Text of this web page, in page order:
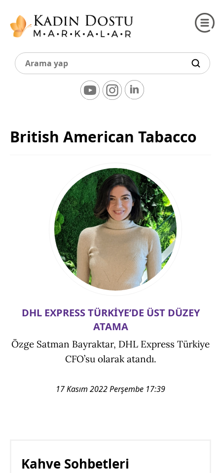
British American Tabacco
DHL EXPRESS TÜRKİYE’DE ÜST DÜZEY
ATAMA
Özge Satman Bayraktar, DHL Express Türkiye
CFO’su olarak atandı.
17 Kasım 2022 Perşembe 17:39
Kahve Sohbetleri